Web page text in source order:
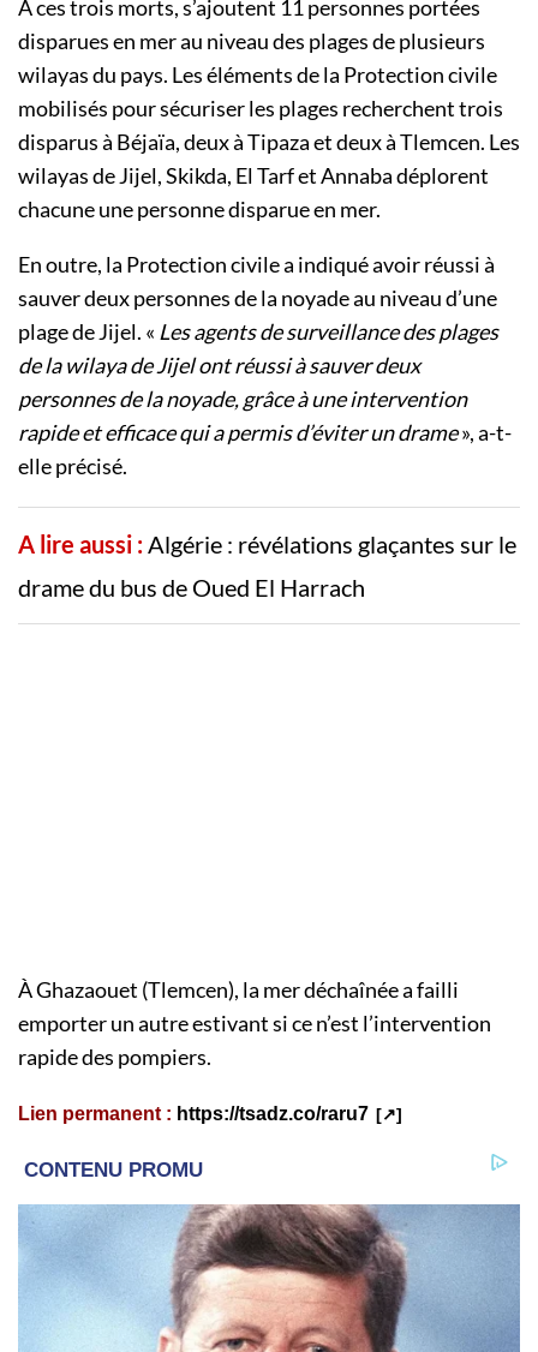
À ces trois morts, s’ajoutent 11 personnes portées
disparues en mer au niveau des plages de plusieurs
wilayas du pays. Les éléments de la Protection civile
mobilisés pour sécuriser les plages recherchent trois
disparus à Béjaïa, deux à Tipaza et deux à Tlemcen. Les
wilayas de Jijel, Skikda, El Tarf et Annaba déplorent
chacune une personne disparue en mer.
En outre, la Protection civile a indiqué avoir réussi à
sauver deux personnes de la noyade au niveau d’une
plage de Jijel. « Les agents de surveillance des plages
de la wilaya de Jijel ont réussi à sauver deux
personnes de la noyade, grâce à une intervention
rapide et efficace qui a permis d’éviter un drame», a-t-
elle précisé.
A lire aussi :Algérie : révélations glaçantes sur le
drame du bus de Oued El Harrach
À Ghazaouet (Tlemcen), la mer déchaînée a failli
emporter un autre estivant si ce n’est l’intervention
rapide des pompiers.
Lien permanent : https://tsadz.co/raru7